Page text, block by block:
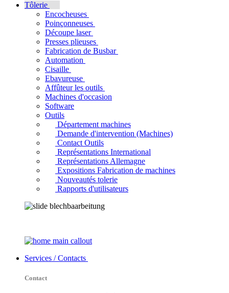
Tôlerie
Encocheuses
Poinçonneuses
Découpe laser
Presses plieuses
Fabrication de Busbar
Automation
Cisaille
Ebavureuse
Affûteur les outils
Machines d'occasion
Software
Outils
Département machines
Demande d'intervention (Machines)
Contact Outils
Représentations International
Représentations Allemagne
Expositions Fabrication de machines
Nouveautés tolerie
Rapports d'utilisateurs
Services / Contacts
Contact